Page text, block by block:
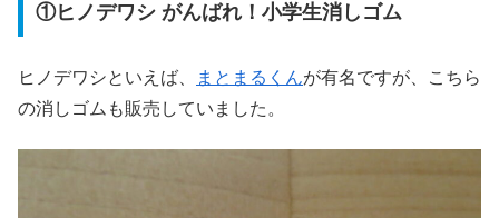
①ヒノデワシ がんばれ！小学生消しゴム
ヒノデワシといえば、 まとまるくんが有名ですが、こちら
の消しゴムも販売していました。